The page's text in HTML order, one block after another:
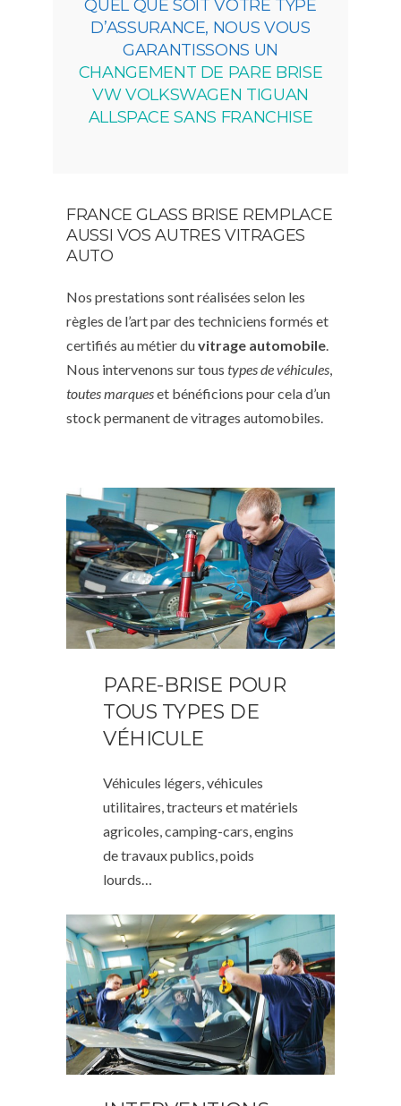
QUEL QUE SOIT VOTRE TYPE
D’ASSURANCE, NOUS VOUS
GARANTISSONS UN
CHANGEMENT DE PARE BRISE
VW VOLKSWAGEN TIGUAN
ALLSPACE SANS FRANCHISE
FRANCE GLASS BRISE REMPLACE
AUSSI VOS AUTRES VITRAGES
AUTO
Nos prestations sont réalisées selon les
règles de l’art par des techniciens formés et
certifiés au métier duvitrage automobile
Nous intervenons sur tous types de véhicules
toutes marqueset bénéficions pour cela d’un
stock permanent de vitrages automobiles.
PARE-BRISE POUR
TOUS TYPES DE
VÉHICULE
Véhicules légers, véhicules
utilitaires, tracteurs et matériels
agricoles, camping-cars, engins
de travaux publics, poids
lourds…